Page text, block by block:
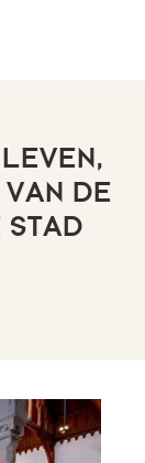
DE
STAD